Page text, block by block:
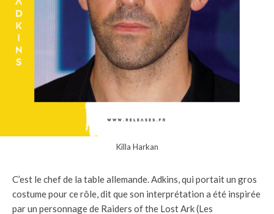
Killa Harkan
C’est le chef de la table allemande. Adkins, qui portait un gros
costume pour ce rôle, dit que son interprétation a été inspirée
par un personnage de Raiders of the Lost Ark (Les